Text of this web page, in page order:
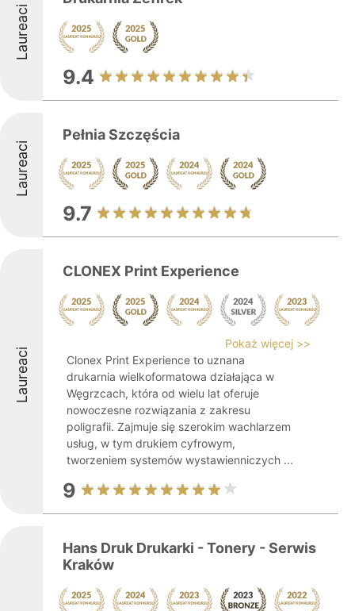
Laureaci
9.4
Laureaci
Pełnia Szczęścia
9.7
Laureaci
CLONEX Print Experience
Pokaż więcej >>
Clonex Print Experience to uznana
drukarnia wielkoformatowa działająca w
Węgrzcach, która od wielu lat oferuje
nowoczesne rozwiązania z zakresu
poligrafii. Zajmuje się szerokim wachlarzem
usług, w tym drukiem cyfrowym,
tworzeniem systemów wystawienniczych ...
9
Hans Druk Drukarki - Tonery - Serwis
Kraków